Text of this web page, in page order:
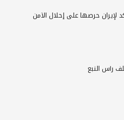
لإيران حرصها على إحلال الأمن
رأس النبع